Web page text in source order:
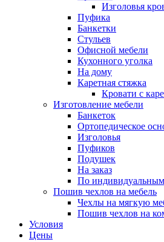
Изголовья
Пуфика
Банкетки
Стульев
Офисной мебели
Кухонного уголка
На дому
Каретная стяжка
Кровати с
Изготовление мебели
Банкеток
Ортопедическое
Изголовья
Пуфиков
Подушек
На заказ
По
Пошив чехлов на мебель
Чехлы на мягкую
Пошив чехлов на
Условия
Цены